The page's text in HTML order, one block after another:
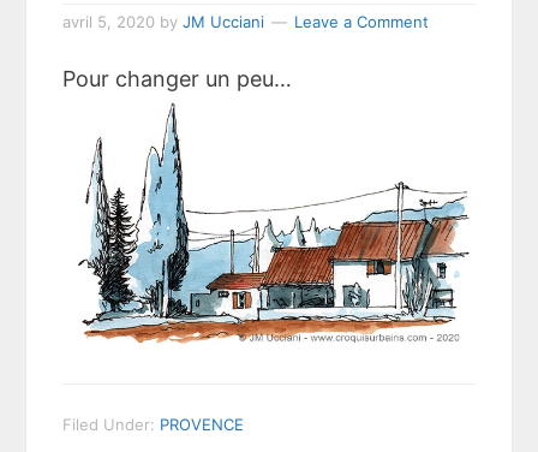
avril 5, 2020 byJM Ucciani Leave a Comment
Pour changer un peu…
Filed Under: PROVENCE